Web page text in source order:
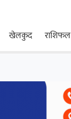
खेलकुद राशिफल